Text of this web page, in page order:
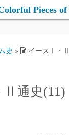
Pieces of
史 »
イースⅠ・
通史(11)